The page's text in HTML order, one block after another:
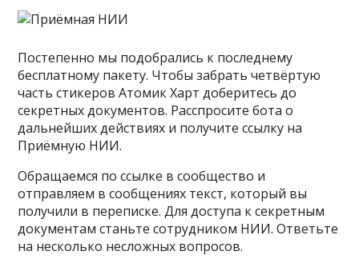
Постепенно мы подобрались к последнему
бесплатному пакету. Чтобы забрать четвёртую
часть стикеров Атомик Харт доберитесь до
секретных документов. Расспросите бота о
дальнейших действиях и получите ссылку на
Приёмную НИИ.
Обращаемся по ссылке в сообщество и
отправляем в сообщениях текст, который вы
получили в переписке. Для доступа к секретным
документам станьте сотрудником НИИ. Ответьте
на несколько несложных вопросов.